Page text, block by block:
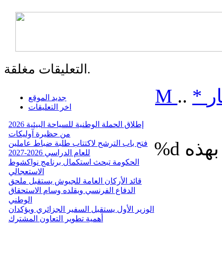
التعليقات مغلقة.
جديد الموقع
اخر التعليقات
إطلاق الحملة الوطنية للسياحة البيئية 2026
من حظيرة آوليكات
فتح باب الترشح لاكتتاب طلبة ضباط عاملين
للعام الدراسي 2026-2027
الحكومة تبحث استكمال برنامج نواكشوط
الاستعجالي
قائد الأركان العامة للجيوش يستقبل ملحق
الدفاع الفرنسي ويقلده وسام الاستحقاق
الوطني
الوزير الأول يستقبل السفير الجزائري ويؤكدان
أهمية تطوير التعاون المشترك
M .. *
%d